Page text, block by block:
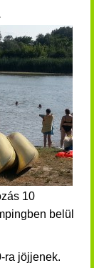
10
belül
ra jöjjenek.